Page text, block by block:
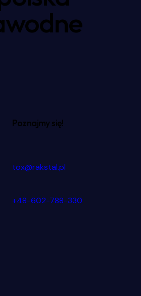
Poznajmy się!
tox@rakstal.pl
+48-602-788-330